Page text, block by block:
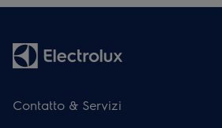
Contatto & Servizi